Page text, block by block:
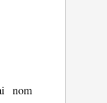
nom